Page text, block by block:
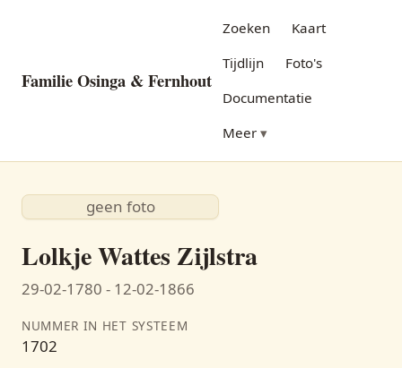
Familie Osinga & Fernhout
Zoeken
Kaart
Tijdlijn
Foto's
Documentatie
Meer
geen foto
Lolkje Wattes Zijlstra
29-02-1780 - 12-02-1866
NUMMER IN HET SYSTEEM
1702